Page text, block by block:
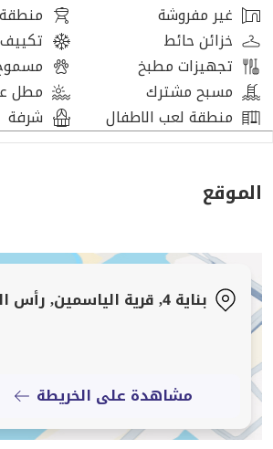
إماراتي سنويًا
سند الملكية: SPA - لا يوجد سند ملكية نظرًا لكونه تأجير
سعر البيع: 390,000 درهم إماراتي
السعر الأصلي: 350,000 درهم إماراتي
رسوم النقل: 3% + ضريبة القيمة المضافة
الوديعة: 10%
الزيارة: عن طريق موعد مع هانت آند هاريس
البائعون/الملاك
أدرج عقارك مع هانت آند هاريس
بيعه أو تأجيره لك في أسرع وقت!
لا تفوت فرصة المشترين والمستأجرين
هانت و هاريس العقارية
غير مفروشة
خزائن حائط
تجهيزات مطبخ
مسموح
مسبح مشترك
مطل
منطقة لعب الاطفال
شرفة
الموقع
بناية 4, قرية الياسمين, رأس الخيمة
مشاهدة على الخريطة